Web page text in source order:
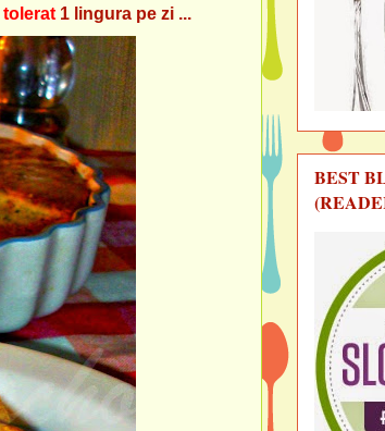
tolerat 1 lingura pe zi ...
BEST